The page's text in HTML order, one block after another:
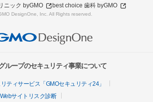
ニック byGMO
best choice 歯科 byGMO
DesignOne, Inc. All Rights reserved.
ループのセキュリティ事業について
ティサービス「GMOセキュリティ24」
Webサイトリスク診断